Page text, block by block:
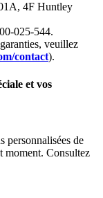
4F Huntley
025-544.
veuillez
contact).
et vos
personnalisées de
moment. Consultez